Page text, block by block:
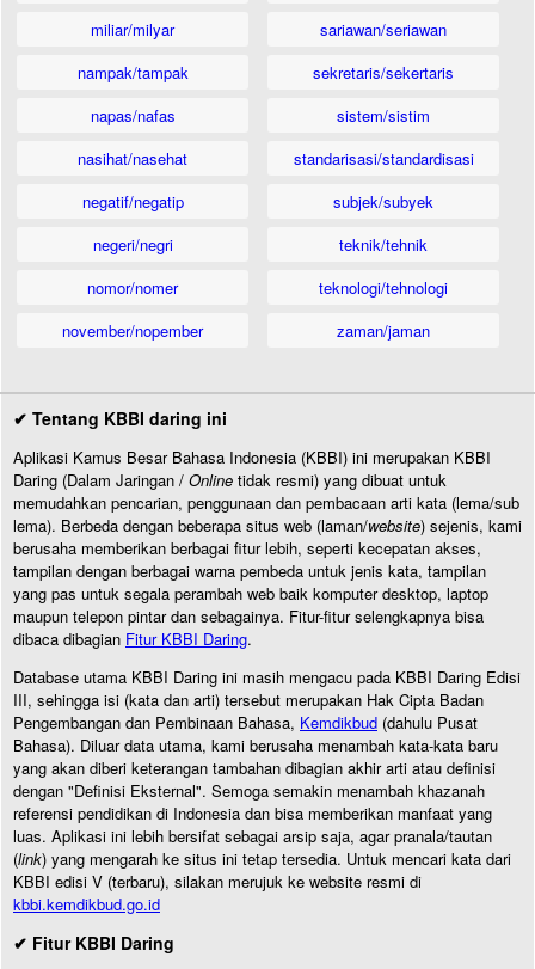
miliar/milyar
nampak/tampak
napas/nafas
nasihat/nasehat
negatif/negatip
negeri/negri
nomor/nomer
november/nopember
sariawan/seriawan
sekretaris/sekertaris
sistem/sistim
standarisasi/standardisasi
subjek/subyek
teknik/tehnik
teknologi/tehnologi
zaman/jaman
✔ Tentang KBBI daring ini
Aplikasi Kamus Besar Bahasa Indonesia (KBBI) ini merupakan KBBI
Daring (Dalam Jaringan / Online tidak resmi) yang dibuat untuk
memudahkan pencarian, penggunaan dan pembacaan arti kata (lema/sub
lema). Berbeda dengan beberapa situs web (laman/website) sejenis, kami
berusaha memberikan berbagai fitur lebih, seperti kecepatan akses,
tampilan dengan berbagai warna pembeda untuk jenis kata, tampilan
yang pas untuk segala perambah web baik komputer desktop, laptop
maupun telepon pintar dan sebagainya. Fitur-fitur selengkapnya bisa
dibaca dibagian Fitur KBBI Daring.
Database utama KBBI Daring ini masih mengacu pada KBBI Daring Edisi
III, sehingga isi (kata dan arti) tersebut merupakan Hak Cipta Badan
Pengembangan dan Pembinaan Bahasa, Kemdikbud (dahulu Pusat
Bahasa). Diluar data utama, kami berusaha menambah kata-kata baru
yang akan diberi keterangan tambahan dibagian akhir arti atau definisi
dengan "Definisi Eksternal". Semoga semakin menambah khazanah
referensi pendidikan di Indonesia dan bisa memberikan manfaat yang
luas. Aplikasi ini lebih bersifat sebagai arsip saja, agar pranala/tautan
(link) yang mengarah ke situs ini tetap tersedia. Untuk mencari kata dari
KBBI edisi V (terbaru), silakan merujuk ke website resmi di
kbbi.kemdikbud.go.id
✔ Fitur KBBI Daring